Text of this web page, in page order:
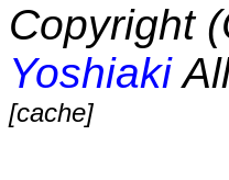
Copyright
Yoshiaki
[cache]